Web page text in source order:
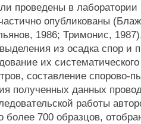
проведены в лаборатории
опубликованы
1986; Тримонис,
из осадка спор и
их
составление спорово-
полученных данных
работы
более 700 образцов,